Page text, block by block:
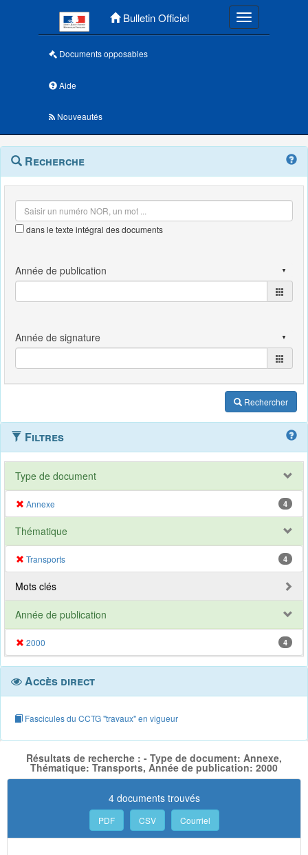
Bulletin Officiel Toggle
Documents opposables
Aide
Nouveautés
Navigation
outils
Menu
contextuel
Recherche
dans le texte intégral des documents
Rechercher
Filtres
Type de document
Annexe 4
Thématique
Transports 4
Mots clés
Année de publication
2000 4
Accès direct
Fascicules du CCTG "travaux" en vigueur
Résultats de recherche : - Type de document: Annexe,
Thématique: Transports, Année de publication: 2000
4 documents trouvés
PDF CSV Courriel